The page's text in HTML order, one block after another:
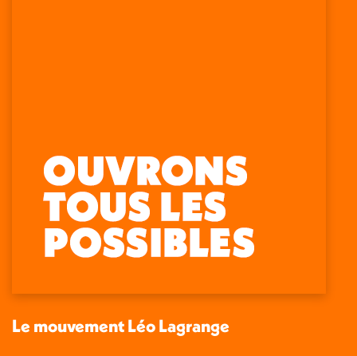
Retrouvez-nous sur :
Facebook
s'ouvre
une
fenêtre
La
page
X
s'ouvre
une
fenêtre
La
page
LinkedIn
s'ouvre
une
fenêtre
La
page
Instagram
s'ouvre
une
nouvelle
fenêtre
Le mouvement Léo Lagrange